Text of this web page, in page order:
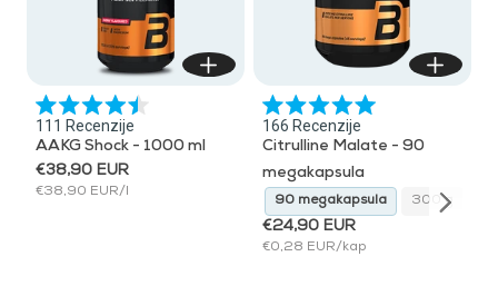
Ocijenjeno
s
4.5
od
5
zvjezdica
111 Recenzije
AAKG Shock - 1000 ml
€38,90 EUR
€38,90 EUR/l
Ocijenjeno
s
5.0
od
5
zvjezdica
166 Recenzije
Citrulline Malate - 90
megakapsula
90 megakapsula 300 g
€24,90 EUR
€0,28 EUR/kap